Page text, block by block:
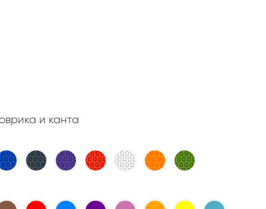
и канта